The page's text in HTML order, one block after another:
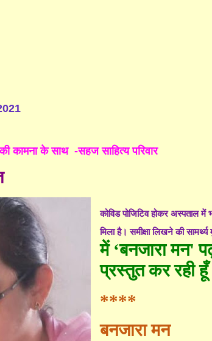
के साथ -सहज साहित्य परिवार
कोविड पोजिटिव होकर अस्पताल
मिला है। समीक्षा लिखने की
में ‘बनजारा मन'
प्रस्तुत कर रही हूँ
****
बनजारा मन